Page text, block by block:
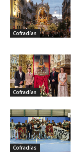
Cofradías
Cofradías
Cofradías